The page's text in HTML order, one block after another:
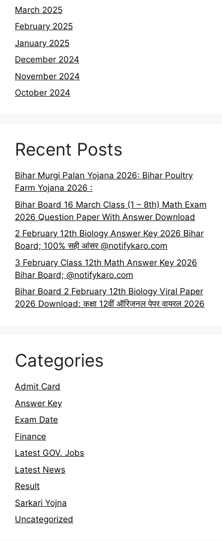
March 2025
February 2025
January 2025
December 2024
November 2024
October 2024
Recent Posts
Bihar Murgi Palan Yojana 2026: Bihar Poultry
Farm Yojana 2026 :
Bihar Board 16 March Class (1 – 8th) Math Exam
2026 Question Paper With Answer Download
2 February 12th Biology Answer Key 2026 Bihar
Board; 100% सही आंसर @notifykaro.com
3 February Class 12th Math Answer Key 2026
Bihar Board; @notifykaro.com
Bihar Board 2 February 12th Biology Viral Paper
2026 Download: कक्षा 12वीं ऑरिजनल पेपर वायरल 2026
Categories
Admit Card
Answer Key
Exam Date
Finance
Latest GOV. Jobs
Latest News
Result
Sarkari Yojna
Uncategorized